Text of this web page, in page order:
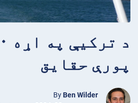
پورې حقایق
By Ben Wilder